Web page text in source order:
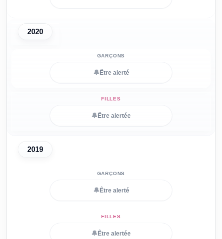
2020
🔔 Être alerté
🔔 Être alertée
2019
🔔 Être alerté
🔔 Être alertée